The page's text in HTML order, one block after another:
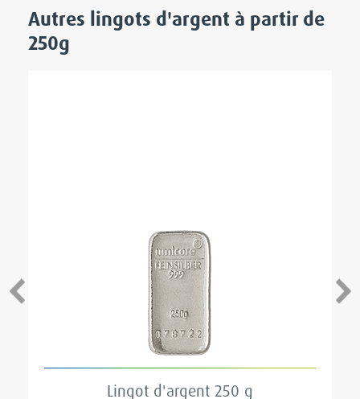
Autres lingots d'argent à partir de
250g
Lingot d'argent 250 g